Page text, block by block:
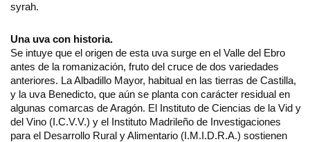
syrah.
Una uva con historia.
Se intuye que el origen de esta uva surge en el Valle del Ebro
antes de la romanización, fruto del cruce de dos variedades
anteriores. La Albadillo Mayor, habitual en las tierras de Castilla,
y la uva Benedicto, que aún se planta con carácter residual en
algunas comarcas de Aragón. El Instituto de Ciencias de la Vid y
del Vino (I.C.V.V.) y el Instituto Madrileño de Investigaciones
para el Desarrollo Rural y Alimentario (I.M.I.D.R.A.) sostienen